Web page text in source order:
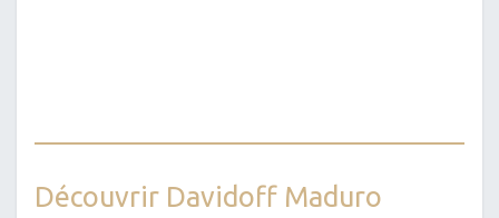
Découvrir Davidoff Maduro